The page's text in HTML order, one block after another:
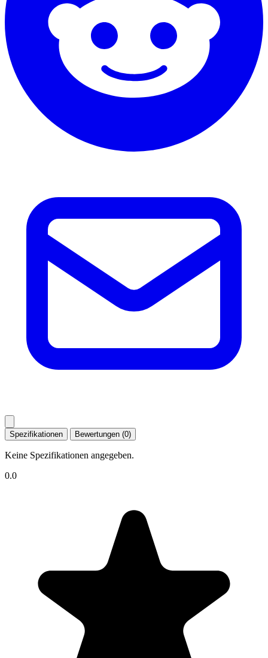
Spezifikationen Bewertungen (0)
Keine Spezifikationen angegeben.
0.0